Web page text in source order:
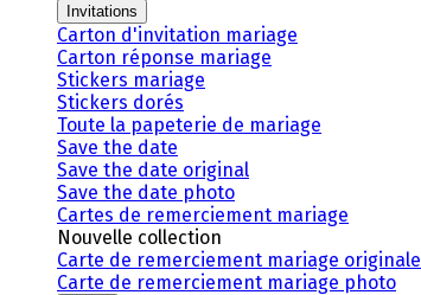
Invitations
Carton d'invitation mariage
Carton réponse mariage
Stickers mariage
Stickers dorés
Toute la papeterie de mariage
Save the date
Save the date original
Save the date photo
Cartes de remerciement mariage
Nouvelle collection
Carte de remerciement mariage originale
Carte de remerciement mariage photo